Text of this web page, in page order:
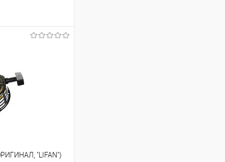
К сравнению
В наличии
"LIFAN")